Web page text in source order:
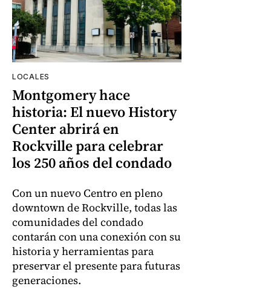
LOCALES
Montgomery hace
historia: El nuevo History
Center abrirá en
Rockville para celebrar
los 250 años del condado
Con un nuevo Centro en pleno
downtown de Rockville, todas las
comunidades del condado
contarán con una conexión con su
historia y herramientas para
preservar el presente para futuras
generaciones.